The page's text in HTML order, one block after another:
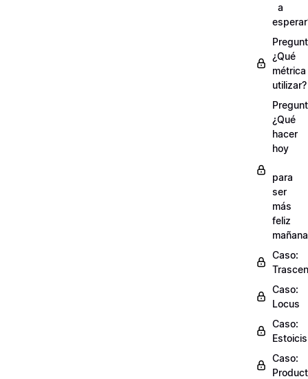
a
¿Qué
métrica
utilizar?
¿Qué
hacer
hoy
para
ser
más
feliz
Caso:
Caso:
Locus
Caso:
Caso: